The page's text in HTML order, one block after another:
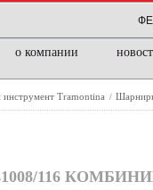
о компании
инструмент Tramontina /
116